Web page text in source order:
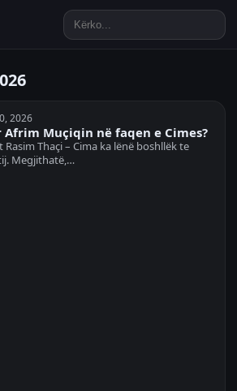
2026
Muçiqin në faqen e Cimes?
Thaçi – Cima ka lënë boshllëk te
Megjithatë,…